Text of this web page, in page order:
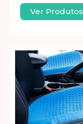
Ver Produtos